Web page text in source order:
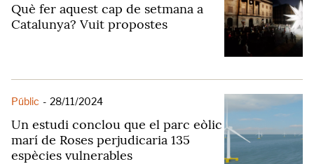
Què fer aquest cap de setmana a
Catalunya? Vuit propostes
Públic - 28/11/2024
Un estudi conclou que el parc eòlic
marí de Roses perjudicaria 135
espècies vulnerables